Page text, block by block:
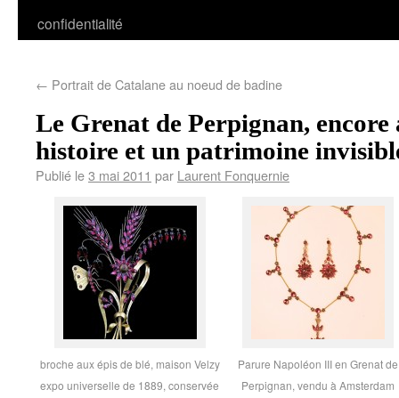
confidentialité
← Portrait de Catalane au noeud de badine
Le Grenat de Perpignan,
histoire et un patrimoine
Publié le3 mai 2011 par Laurent Fonquernie
broche aux épis de blé, maison Velzy
expo universelle de 1889, conservée
Parure Napoléon III en Grenat de
Perpignan, vendu à Amsterdam